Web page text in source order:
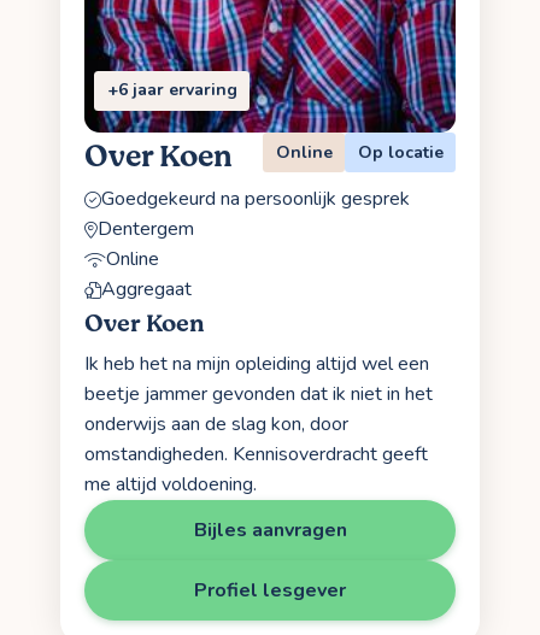
+6 jaar ervaring
Over Koen Online Op locatie
Goedgekeurd na persoonlijk gesprek
Dentergem
Online
Aggregaat
Over Koen
Ik heb het na mijn opleiding altijd wel een
beetje jammer gevonden dat ik niet in het
onderwijs aan de slag kon, door
omstandigheden. Kennisoverdracht geeft
me altijd voldoening.
Bijles aanvragen
Profiel lesgever